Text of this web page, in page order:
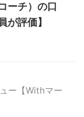
ーチ）の口
が評価】
ー【Withマー